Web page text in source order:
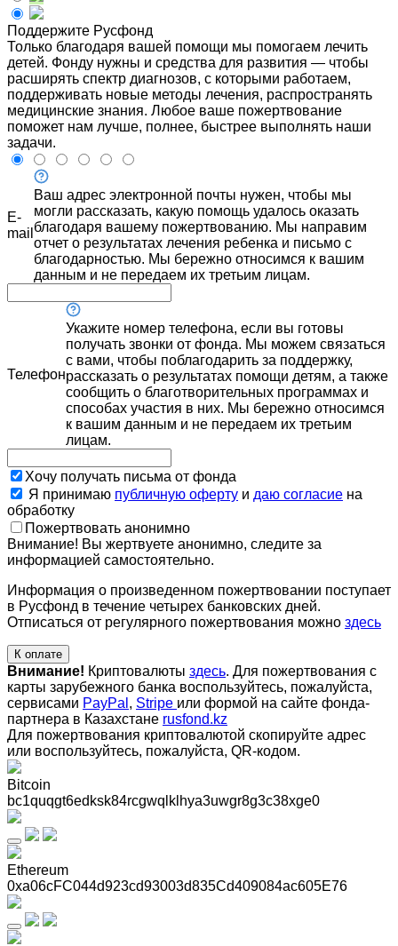
Поддержите Русфонд
Только благодаря вашей помощи мы помогаем лечить
детей. Фонду нужны и средства для развития — чтобы
расширять спектр диагнозов, с которыми работаем,
поддерживать новые методы лечения, распространять
медицинские знания. Любое ваше пожертвование
поможет нам лучше, полнее, быстрее выполнять наши
задачи.
E-
mail
Ваш адрес электронной почты нужен, чтобы мы
могли рассказать, какую помощь удалось оказать
благодаря вашему пожертвованию. Мы направим
отчет о результатах лечения ребенка и письмо с
благодарностью. Мы бережно относимся к вашим
данным и не передаем их третьим лицам.
Телефон
Укажите номер телефона, если вы готовы
получать звонки от фонда. Мы можем связаться
с вами, чтобы поблагодарить за поддержку,
рассказать о результатах помощи детям, а также
сообщить о благотворительных программах и
способах участия в них. Мы бережно относимся
к вашим данным и не передаем их третьим
лицам.
Хочу получать письма от фонда
Я принимаю публичную оферту и даю согласие на
обработку
Пожертвовать анонимно
Внимание! Вы жертвуете анонимно, следите за
информацией самостоятельно.
Информация о произведенном пожертвовании поступает
в Русфонд в течение четырех банковских дней.
Отписаться от регулярного пожертвования можно здесь
К оплате
Внимание! Криптовалюты здесь. Для пожертвования с
карты зарубежного банка воспользуйтесь, пожалуйста,
сервисами PayPal , Stripe или формой на сайте фонда-
партнера в Казахстане rusfond.kz
Для пожертвования криптовалютой скопируйте адрес
или воспользуйтесь, пожалуйста, QR-кодом.
Bitcoin
bc1quqgt6edksk84rcgwqlklhya3uwgr8g3c38xge0
Ethereum
0xa06cFC044d923cd93003d835Cd409084ac605E76